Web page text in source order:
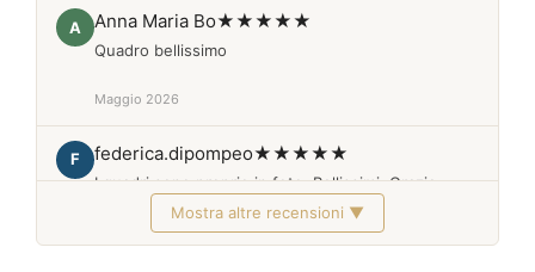
A Anna Maria Bo★★★★★
Quadro bellissimo
Maggio 2026
F federica.dipompeo★★★★★
I quadri sono proprio in foto. Bellissimi. Grazie
Febbraio 2026
Mostra altre recensioni ▼